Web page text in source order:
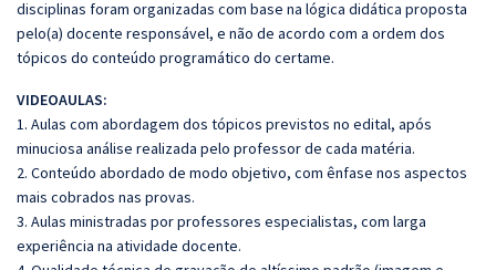
disciplinas foram organizadas com base na lógica didática proposta
pelo(a) docente responsável, e não de acordo com a ordem dos
tópicos do conteúdo programático do certame.
VIDEOAULAS:
1. Aulas com abordagem dos tópicos previstos no edital, após
minuciosa análise realizada pelo professor de cada matéria.
2. Conteúdo abordado de modo objetivo, com ênfase nos aspectos
mais cobrados nas provas.
3. Aulas ministradas por professores especialistas, com larga
experiência na atividade docente.